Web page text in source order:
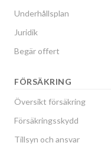
Underhållsplan
Juridik
Begär offert
FÖRSÄKRING
Översikt försäkring
Försäkringsskydd
Tillsyn och ansvar